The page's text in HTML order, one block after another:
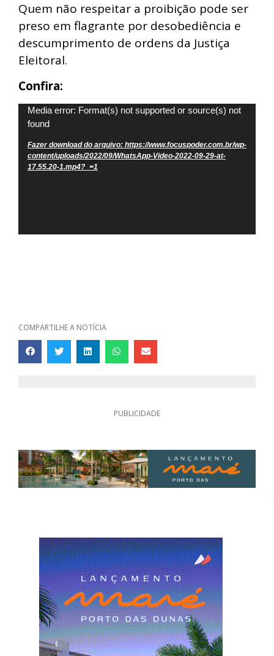
Quem não respeitar a proibição pode ser
preso em flagrante por desobediência e
descumprimento de ordens da Justiça
Eleitoral.
Confira:
Tocador
de
vídeo
Media error: Format(s) not supported or source(s) not
found
Fazer download do arquivo: https://www.focuspoder.com.br/wp-
content/uploads/2022/09/WhatsApp-Video-2022-09-29-at-
17.55.20-1.mp4?_=1
COMPARTILHE A NOTÍCIA
PUBLICIDADE